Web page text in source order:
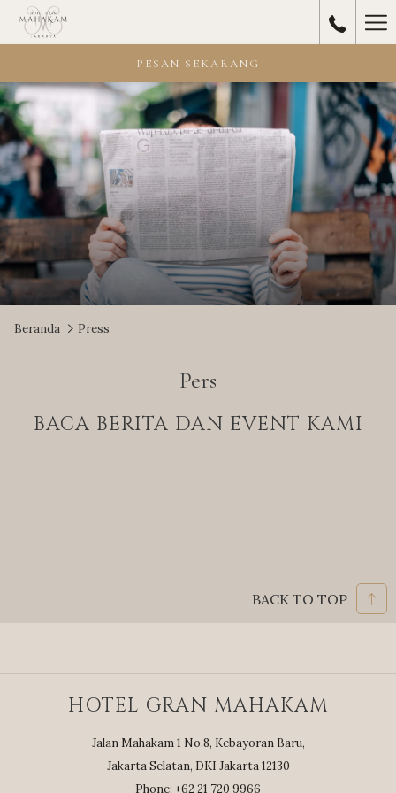
PESAN SEKARANG
Beranda Press
Pers
BACA BERITA DAN EVENT KAMI
BACK TO TOP
HOTEL GRAN MAHAKAM
Jalan Mahakam 1 No.8, Kebayoran Baru,
Jakarta Selatan, DKI Jakarta 12130
Phone: +62 21 720 9966